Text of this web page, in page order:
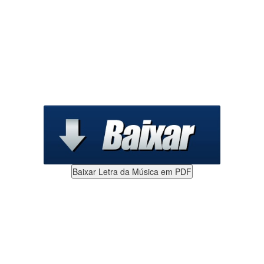
Baixar Letra da Música em PDF